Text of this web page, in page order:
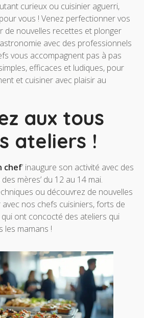
curieux ou cuisinier aguerri,
vous ! Venez perfectionner vos
de nouvelles recettes et plonger
avec des professionnels
vous accompagnent pas à pas
efficaces et ludiques, pour
et cuisiner avec plaisir au
aux tous
ateliers !
chef’ inaugure son activité avec des
mères’ du 12 au 14 mai.
ou découvrez de nouvelles
nos chefs cuisiniers, forts de
qui ont concocté des ateliers qui
les mamans !